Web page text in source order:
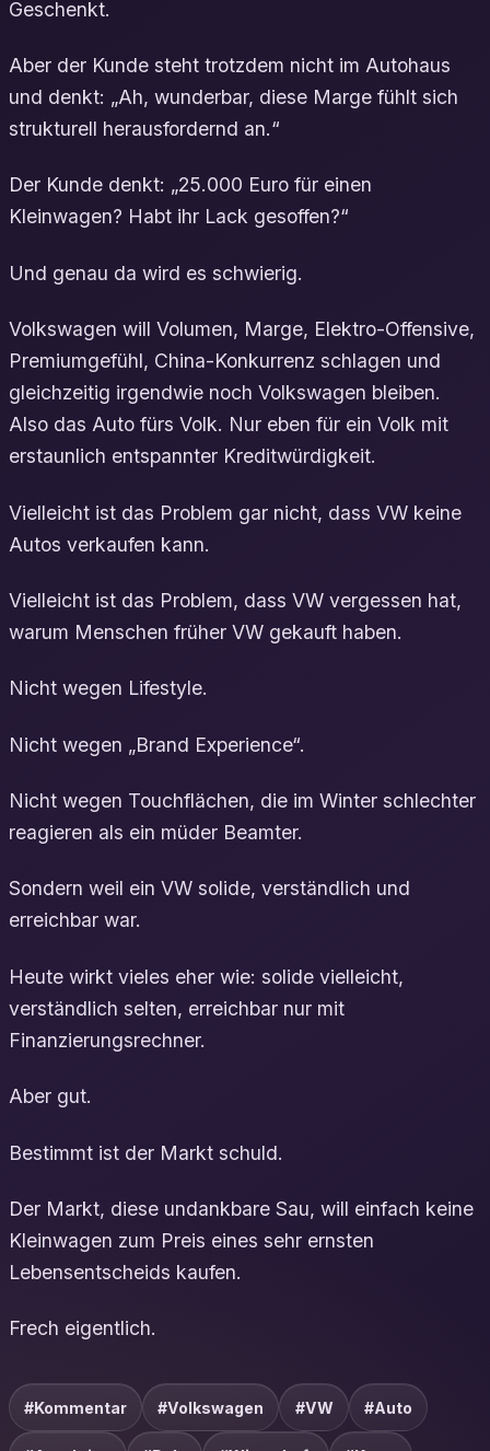
Geschenkt.
Aber der Kunde steht trotzdem nicht im Autohaus
und denkt: „Ah, wunderbar, diese Marge fühlt sich
strukturell herausfordernd an.“
Der Kunde denkt: „25.000 Euro für einen
Kleinwagen? Habt ihr Lack gesoffen?“
Und genau da wird es schwierig.
Volkswagen will Volumen, Marge, Elektro-Offensive,
Premiumgefühl, China-Konkurrenz schlagen und
gleichzeitig irgendwie noch Volkswagen bleiben.
Also das Auto fürs Volk. Nur eben für ein Volk mit
erstaunlich entspannter Kreditwürdigkeit.
Vielleicht ist das Problem gar nicht, dass VW keine
Autos verkaufen kann.
Vielleicht ist das Problem, dass VW vergessen hat,
warum Menschen früher VW gekauft haben.
Nicht wegen Lifestyle.
Nicht wegen „Brand Experience“.
Nicht wegen Touchflächen, die im Winter schlechter
reagieren als ein müder Beamter.
Sondern weil ein VW solide, verständlich und
erreichbar war.
Heute wirkt vieles eher wie: solide vielleicht,
verständlich selten, erreichbar nur mit
Finanzierungsrechner.
Aber gut.
Bestimmt ist der Markt schuld.
Der Markt, diese undankbare Sau, will einfach keine
Kleinwagen zum Preis eines sehr ernsten
Lebensentscheids kaufen.
Frech eigentlich.
#Kommentar #Volkswagen #VW #Auto